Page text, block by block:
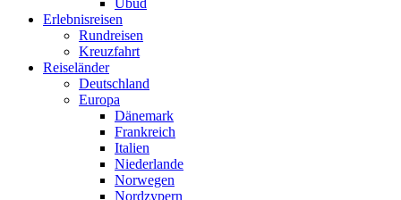
Ubud
Erlebnisreisen
Rundreisen
Kreuzfahrt
Reiseländer
Deutschland
Europa
Dänemark
Frankreich
Italien
Niederlande
Norwegen
Nordzypern